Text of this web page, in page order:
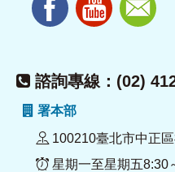
諮詢專線：(02)
署本部
100210臺北市中正
星期一至星期五8:30